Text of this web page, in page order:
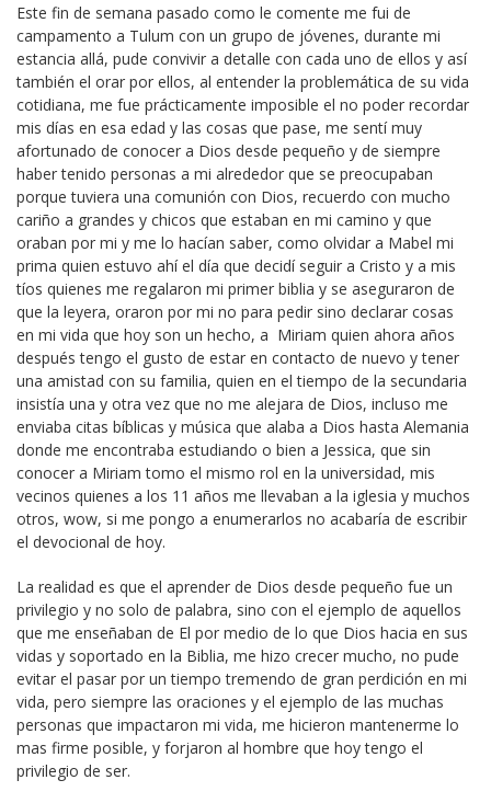
Este fin de semana pasado como le comente me fui de
campamento a Tulum con un grupo de jóvenes, durante mi
estancia allá, pude convivir a detalle con cada uno de ellos y así
también el orar por ellos, al entender la problemática de su vida
cotidiana, me fue prácticamente imposible el no poder recordar
mis días en esa edad y las cosas que pase, me sentí muy
afortunado de conocer a Dios desde pequeño y de siempre
haber tenido personas a mi alrededor que se preocupaban
porque tuviera una comunión con Dios, recuerdo con mucho
cariño a grandes y chicos que estaban en mi camino y que
oraban por mi y me lo hacían saber, como olvidar a Mabel mi
prima quien estuvo ahí el día que decidí seguir a Cristo y a mis
tíos quienes me regalaron mi primer biblia y se aseguraron de
que la leyera, oraron por mi no para pedir sino declarar cosas
en mi vida que hoy son un hecho, a Miriam quien ahora años
después tengo el gusto de estar en contacto de nuevo y tener
una amistad con su familia, quien en el tiempo de la secundaria
insistía una y otra vez que no me alejara de Dios, incluso me
enviaba citas bíblicas y música que alaba a Dios hasta Alemania
donde me encontraba estudiando o bien a Jessica, que sin
conocer a Miriam tomo el mismo rol en la universidad, mis
vecinos quienes a los 11 años me llevaban a la iglesia y muchos
otros, wow, si me pongo a enumerarlos no acabaría de escribir
el devocional de hoy.
La realidad es que el aprender de Dios desde pequeño fue un
privilegio y no solo de palabra, sino con el ejemplo de aquellos
que me enseñaban de El por medio de lo que Dios hacia en sus
vidas y soportado en la Biblia, me hizo crecer mucho, no pude
evitar el pasar por un tiempo tremendo de gran perdición en mi
vida, pero siempre las oraciones y el ejemplo de las muchas
personas que impactaron mi vida, me hicieron mantenerme lo
mas firme posible, y forjaron al hombre que hoy tengo el
privilegio de ser.